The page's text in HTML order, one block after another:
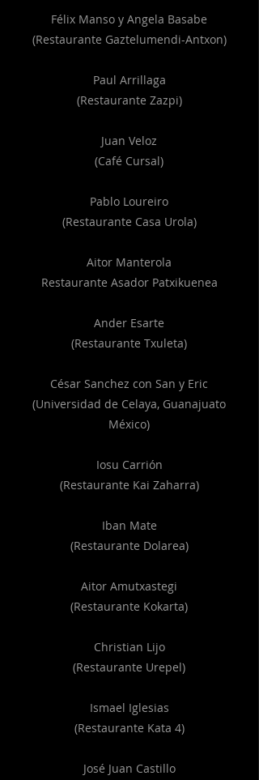
Félix Manso y Angela Basabe
(Restaurante Gaztelumendi-Antxon)
Paul Arrillaga
(Restaurante Zazpi)
Juan Veloz
(Café Cursal)
Pablo Loureiro
(Restaurante Casa Urola)
Aitor Manterola
Restaurante Asador Patxikuenea
Ander Esarte
(Restaurante Txuleta)
César Sanchez con San y Eric
(Universidad de Celaya, Guanajuato
México)
Iosu Carrión
(Restaurante Kai Zaharra)
Iban Mate
(Restaurante Dolarea)
Aitor Amutxastegi
(Restaurante Kokarta)
Christian Lijo
(Restaurante Urepel)
Ismael Iglesias
(Restaurante Kata 4)
José Juan Castillo